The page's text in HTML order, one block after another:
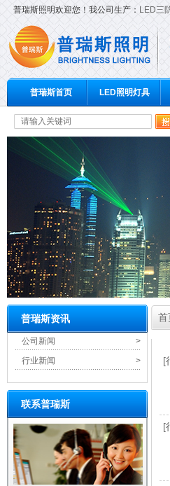
普瑞斯照明欢迎您！我公司生产： LED三
普瑞斯首页 LED照明灯具
普瑞斯资讯
>
公司新闻
>
行业新闻
联系普瑞斯
首
[
[